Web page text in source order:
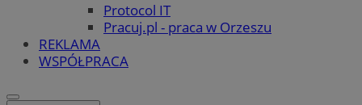
Protocol IT
Pracuj.pl - praca w Orzeszu
REKLAMA
WSPÓŁPRACA